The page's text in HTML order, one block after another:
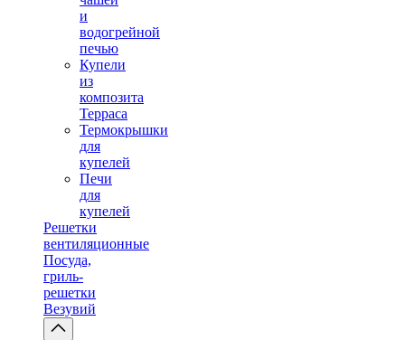
и
водогрейной
печью
Купели
из
композита
Терраса
Термокрышки
для
купелей
Печи
для
купелей
Решетки
вентиляционные
Посуда,
гриль-
решетки
Везувий